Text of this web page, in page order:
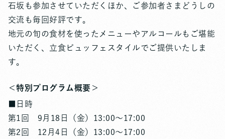
石坂も参加させていただくほか、ご参加者さまどうしの
交流も毎回好評です。
地元の旬の食材を使ったメニューやアルコールもご堪能
いただく、立食ビュッフェスタイルでご提供いたしま
す。
＜特別プログラム概要＞
■日時
第1回 9月18日（金）13:00〜17:00
第2回 12月4日（金）13:00〜17:00